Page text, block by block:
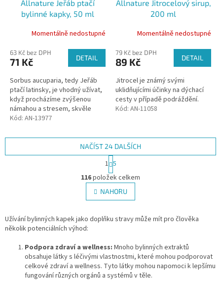
Allnature Jeřáb ptačí
bylinné kapky, 50 ml
Momentálně nedostupné
63 Kč bez DPH
71 Kč DETAIL
Sorbus aucuparia, tedy Jeřáb
ptačí latinsky, je vhodný užívat,
když procházíme zvýšenou
námahou a stresem, skvěle
působí na celkové osvěžení
Kód: AN-13977
Allnature Jitrocelový sirup,
200 ml
Momentálně nedostupné
79 Kč bez DPH
89 Kč DETAIL
Jitrocel je známý svými
uklidňujícími účinky na dýchací
cesty v případě podráždění.
Kód: AN-11058
O
v
l
á
a
p
r
v
k
NAČÍST 24 DALŠÍCH
S
t
r
á
n
k
v
1 5
116položek celkem
NAHORU
Užívání bylinných kapek jako doplňku stravy může mít pro člověka
několik potenciálních výhod:
Podpora zdraví a wellness: Mnoho bylinných extraktů
obsahuje látky s léčivými vlastnostmi, které mohou podporovat
celkové zdraví a wellness. Tyto látky mohou napomoci k lepšímu
fungování různých orgánů a systémů v těle.